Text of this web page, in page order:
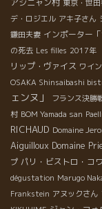
アシニャン村 東京・世
デ・ロジエル アキ子さん
鎌田夫妻 インポーター
の死去 Les filles 2017年
リップ・ヴァイス ワイ
OSAKA Shinsaibashi
ェンヌ」
フランス決勝
村 BOM Yamada san
RICHAUD Domaine
Aiguilloux Domaine
プ パリ・ビストロ・コ
dégustation Marugo
Frankstein アヌックさん